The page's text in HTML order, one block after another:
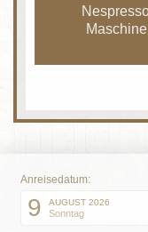
Maschine
Anreisedatum:
9 AUGUST 2026
Sonntag